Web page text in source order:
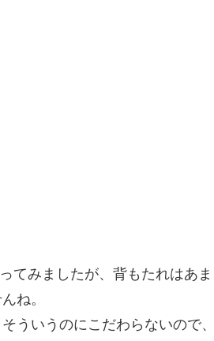
てみましたが、背もたれはあ
ね。
ういうのにこだわらないので